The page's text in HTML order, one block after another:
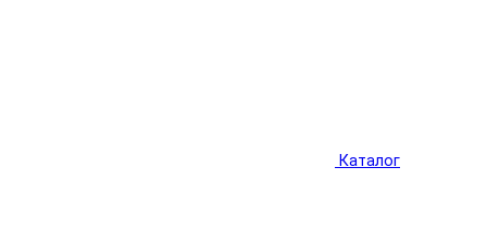
Каталог